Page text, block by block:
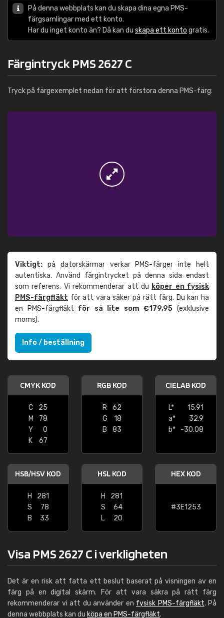
På denna webbplats kan du skapa dina egna PMS-
färgsamlingar med ett konto.
Har du inget konto än? Då kan du skapa ett konto gratis.
Färgintryck PMS 2627 C
Tryck på färgexemplet nedan för att förstora denna PMS-färg:
Viktigt: på datorskärmar verkar PMS-färger inte helt
autentiska. Använd färgintrycket på denna sida endast
som referens. Vi rekommenderar att du köper en fysisk
PMS-färgfläkt för att vara säker på rätt färg. Du kan ha
en PMS-färgfläkt för så lite som €179,95 (exklusive
moms).
Info / beställning
CMYK KOD
C
25
M
78
Y
0
K
67
RGB KOD
R
62
G
18
B
83
CIELAB KOD
L*
15.91
a*
32.9
b*
-30.08
HSB/HSV KOD
H
281
S
78
B
33
HSL KOD
H
281
S
64
L
20
HEX KOD
#3E1253
Visa PMS 2627 C i verkligheten
Det är en risk att fatta ett beslut baserat på visningen av en
färg på en digital skärm. För att vara säkra på rätt färg
rekommenderar vi att du använder en fysisk PMS-färgfläkt. På
denna webbplats kan du köpa en PMS-färgfläkt.